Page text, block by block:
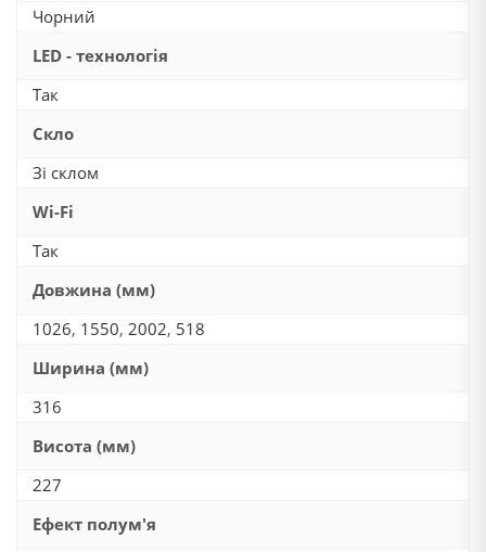
Чорний
LED - технологія
Так
Скло
Зі склом
Wi-Fi
Так
Довжина (мм)
1026, 1550, 2002, 518
Ширина (мм)
316
Висота (мм)
227
Ефект полум'я